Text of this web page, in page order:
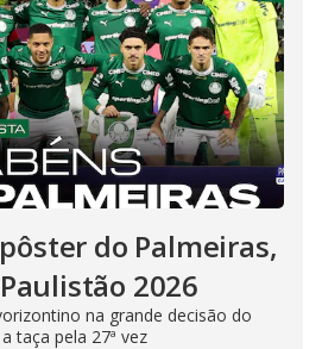
do Palmeiras,
2026
na grande decisão do
taça pela 27ª vez